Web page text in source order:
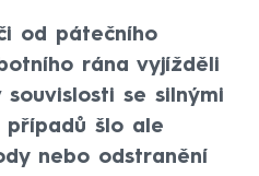
od pátečního
rána vyjížděli
souvislosti se silnými
případů šlo ale
nebo odstranění